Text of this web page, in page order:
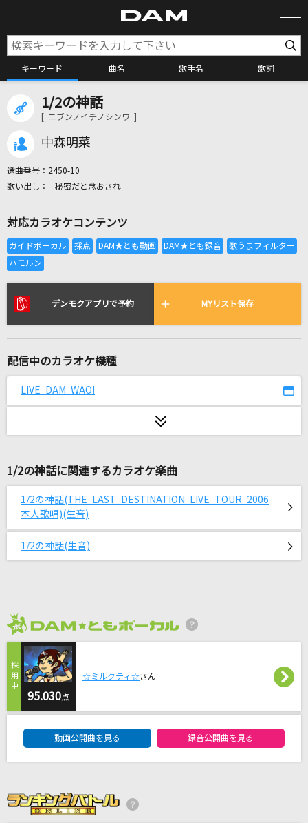
キーワード 曲名 歌手名 歌詞
全国りれき
リアルタイムで歌われている曲の一覧
花になって(TVアニメ『薬屋のひとりごと』バー
ジョン)
羽後の恋唄
オトノケ
Creepy Nuts
[生音]ピースサイン
[生音]愛でした。
SUPER EIGHT
1985
レベッカメドレー
ANIMA
怪獣
サカナクション
1/2の神話
[ ニブンノイチノシンワ ]
中森明菜
選曲番号： 2450-10
秘密だと念おされ
対応カラオケコンテンツ
デンモクアプリで予約 MYリスト保存
配信中のカラオケ機種
LIVE DAM WAO!
1/2の神話に関連するカラオケ楽曲
1/2の神話(THE LAST DESTINATION LIVE TOUR 2006
本人歌唱)(生音)
1/2の神話(生音)
95.030点
☆ミルクティ☆さん
動画公開曲を見る 録音公開曲を見る